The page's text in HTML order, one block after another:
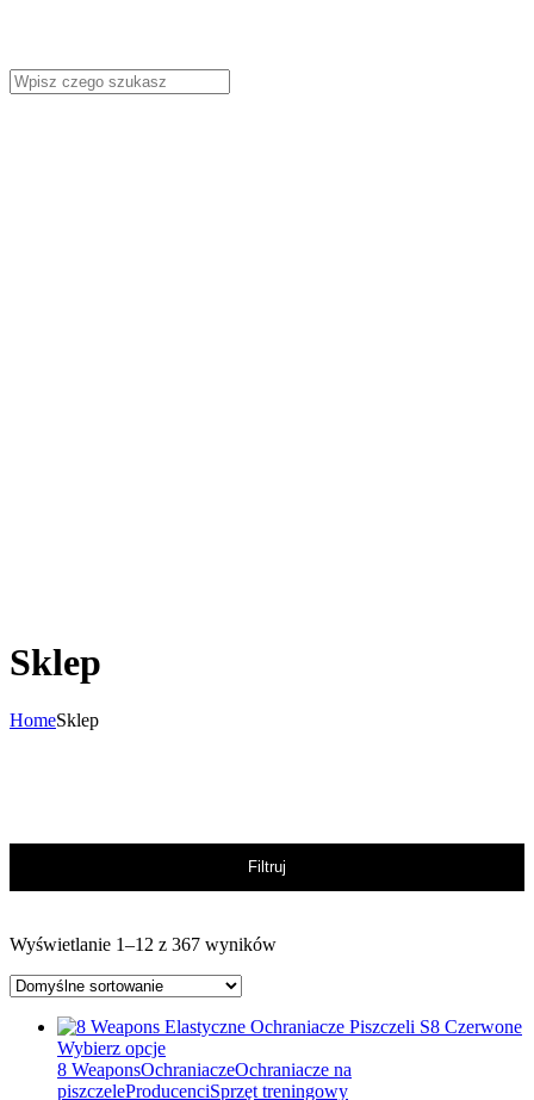
Sklep
HomeSklep
Filtruj
Wyświetlanie 1–12 z 367 wyników
Wybierz opcjeTen
produkt
ma
8 WeaponsOchraniaczeOchraniacze na
piszczeleProducenciSprzęt treningowy